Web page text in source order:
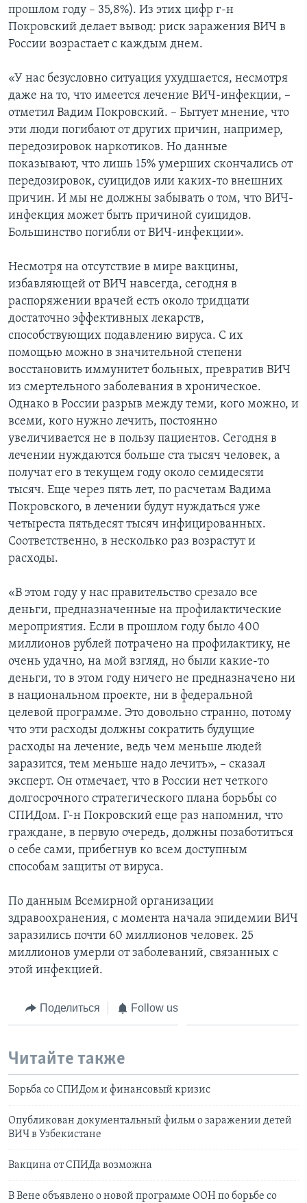
прошлом году – 35,8%). Из этих цифр г-н
Покровский делает вывод: риск заражения ВИЧ в
России возрастает с каждым днем.
«У нас безусловно ситуация ухудшается, несмотря
даже на то, что имеется лечение ВИЧ-инфекции, –
отметил Вадим Покровский. – Бытует мнение, что
эти люди погибают от других причин, например,
передозировок наркотиков. Но данные
показывают, что лишь 15% умерших скончались от
передозировок, суицидов или каких-то внешних
причин. И мы не должны забывать о том, что ВИЧ-
инфекция может быть причиной суицидов.
Большинство погибли от ВИЧ-инфекции».
Несмотря на отсутствие в мире вакцины,
избавляющей от ВИЧ навсегда, сегодня в
распоряжении врачей есть около тридцати
достаточно эффективных лекарств,
способствующих подавлению вируса. С их
помощью можно в значительной степени
восстановить иммунитет больных, превратив ВИЧ
из смертельного заболевания в хроническое.
Однако в России разрыв между теми, кого можно, и
всеми, кого нужно лечить, постоянно
увеличивается не в пользу пациентов. Сегодня в
лечении нуждаются больше ста тысяч человек, а
получат его в текущем году около семидесяти
тысяч. Еще через пять лет, по расчетам Вадима
Покровского, в лечении будут нуждаться уже
четыреста пятьдесят тысяч инфицированных.
Соответственно, в несколько раз возрастут и
расходы.
«В этом году у нас правительство срезало все
деньги, предназначенные на профилактические
мероприятия. Если в прошлом году было 400
миллионов рублей потрачено на профилактику, не
очень удачно, на мой взгляд, но были какие-то
деньги, то в этом году ничего не предназначено ни
в национальном проекте, ни в федеральной
целевой программе. Это довольно странно, потому
что эти расходы должны сократить будущие
расходы на лечение, ведь чем меньше людей
заразится, тем меньше надо лечить», – сказал
эксперт. Он отмечает, что в России нет четкого
долгосрочного стратегического плана борьбы со
СПИДом. Г-н Покровский еще раз напомнил, что
граждане, в первую очередь, должны позаботиться
о себе сами, прибегнув ко всем доступным
способам защиты от вируса.
По данным Всемирной организации
здравоохранения, с момента начала эпидемии ВИЧ
заразились почти 60 миллионов человек. 25
миллионов умерли от заболеваний, связанных с
этой инфекцией.
Поделиться Follow us
Читайте также
Борьба со СПИДом и финансовый кризис
Опубликован документальный фильм о заражении детей
ВИЧ в Узбекистане
Вакцина от СПИДа возможна
В Вене объявлено о новой программе ООН по борьбе со